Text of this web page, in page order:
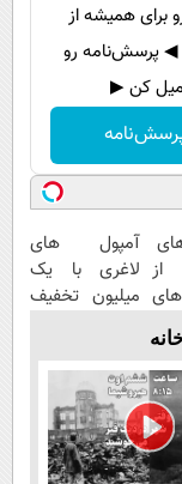
برای همیشه از
◀ پرسش‌نامه رو
کن ▶
با
آمپول های
لاغری با یک
میلیون تخفیف
معتبر